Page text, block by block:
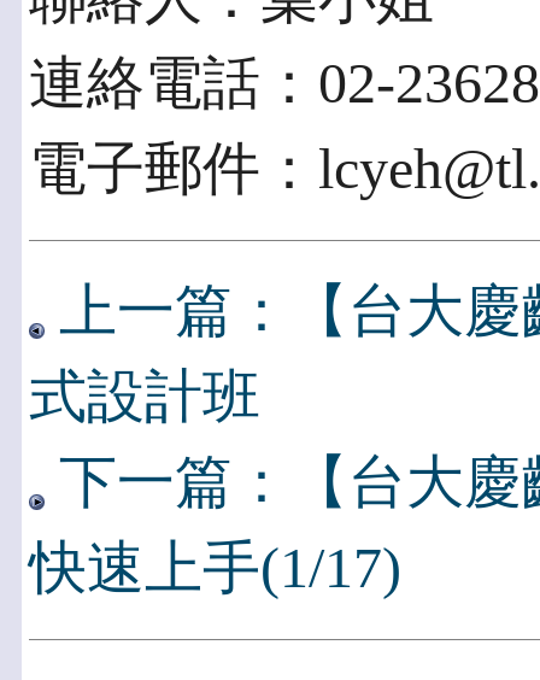
連絡電話：02-
電子郵件：
上一篇：【台大
式設計班
下一篇：【台大慶
快速上手(1/17)